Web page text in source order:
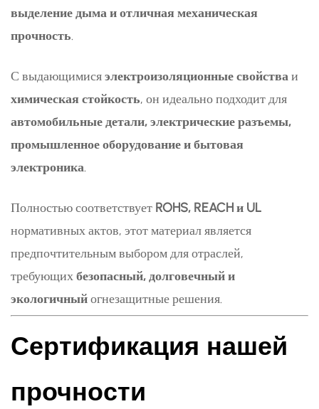
выделение дыма и отличная механическая
прочность.
С выдающимисяэлектроизоляционные свойстваи
химическая стойкость, он идеально подходит для
автомобильные детали, электрические разъемы,
промышленное оборудование и бытовая
электроника.
Полностью соответствует ROHS, REACH и UL
нормативных актов, этот материал является
предпочтительным выбором для отраслей,
требующихбезопасный, долговечный и
экологичныйогнезащитные решения.
Сертификация нашей
прочности